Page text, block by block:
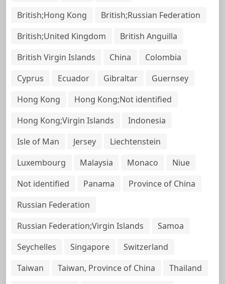
British;Hong Kong
British;Russian Federation
British;United Kingdom
British Anguilla
British Virgin Islands
China
Colombia
Cyprus
Ecuador Gibraltar
Guernsey
Hong Kong
Hong Kong;Not identified
Hong Kong;Virgin Islands
Indonesia
Isle of Man
Jersey
Liechtenstein
Luxembourg
Malaysia Monaco
Niue
Not identified
Panama
Province of China
Russian Federation
Russian Federation;Virgin Islands
Samoa
Seychelles
Singapore
Switzerland
Taiwan
Taiwan, Province of China
Thailand